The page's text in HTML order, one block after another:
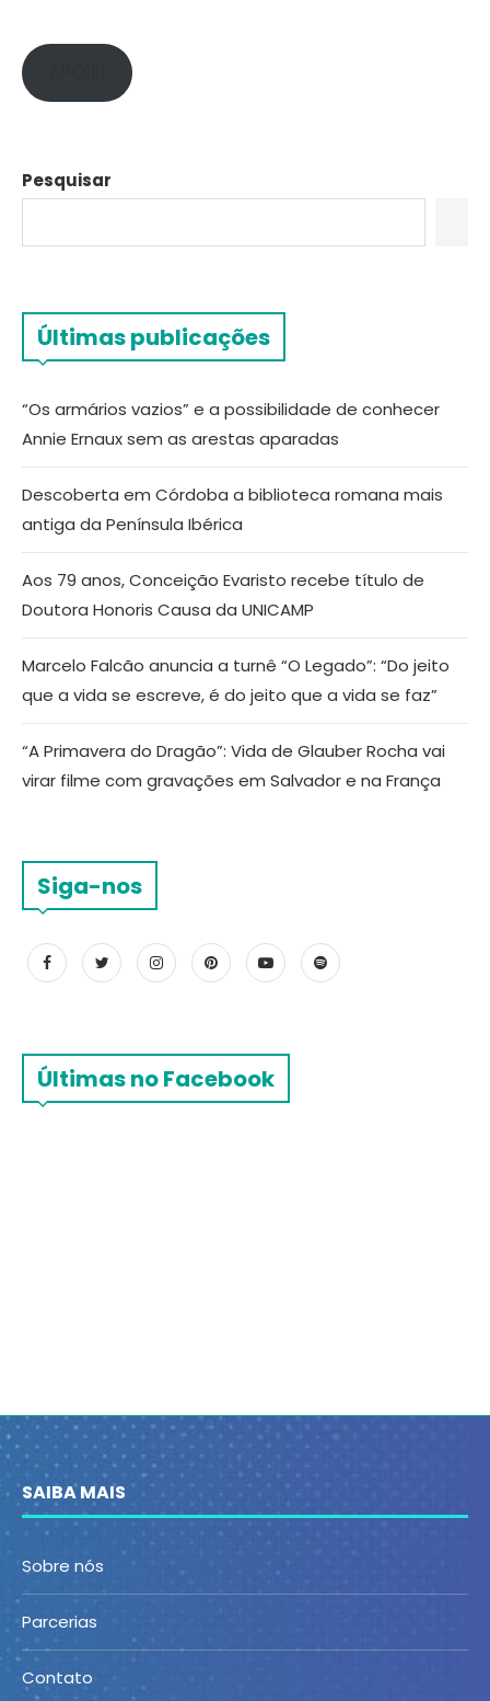
Pesquisar
Últimas publicações
“Os armários vazios” e a possibilidade de conhecer
Annie Ernaux sem as arestas aparadas
Descoberta em Córdoba a biblioteca romana mais
antiga da Península Ibérica
Aos 79 anos, Conceição Evaristo recebe título de
Doutora Honoris Causa da UNICAMP
Marcelo Falcão anuncia a turnê “O Legado”: “Do jeito
que a vida se escreve, é do jeito que a vida se faz”
“A Primavera do Dragão”: Vida de Glauber Rocha vai
virar filme com gravações em Salvador e na França
Siga-nos
Últimas no Facebook
SAIBA MAIS
Sobre nós
Parcerias
Contato